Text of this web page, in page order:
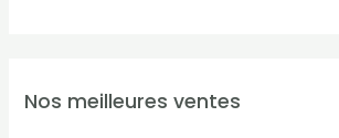
Nos meilleures ventes